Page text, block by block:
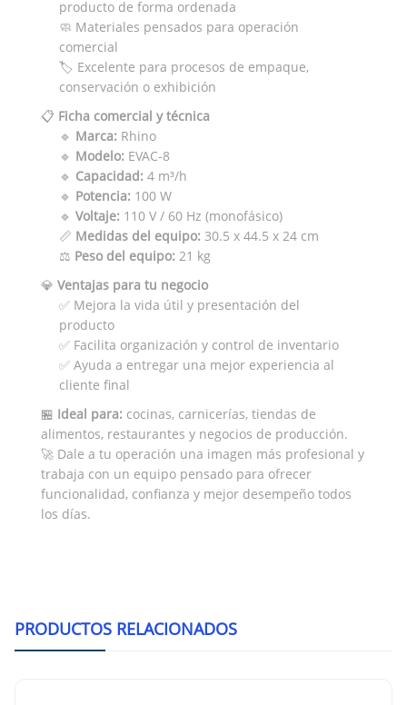
producto de forma ordenada
🧼 Materiales pensados para operación
comercial
🏷️ Excelente para procesos de empaque,
conservación o exhibición
📋 Ficha comercial y técnica
🔹 Marca: Rhino
🔹 Modelo: EVAC-8
🔹 Capacidad: 4 m³/h
🔹 Potencia: 100 W
🔹 Voltaje: 110 V / 60 Hz (monofásico)
📏 Medidas del equipo: 30.5 x 44.5 x 24 cm
⚖️ Peso del equipo: 21 kg
💎 Ventajas para tu negocio
✅ Mejora la vida útil y presentación del
producto
✅ Facilita organización y control de inventario
✅ Ayuda a entregar una mejor experiencia al
cliente final
🏪 Ideal para: cocinas, carnicerías, tiendas de
alimentos, restaurantes y negocios de producción.
🚀 Dale a tu operación una imagen más profesional y
trabaja con un equipo pensado para ofrecer
funcionalidad, confianza y mejor desempeño todos
los días.
PRODUCTOS RELACIONADOS